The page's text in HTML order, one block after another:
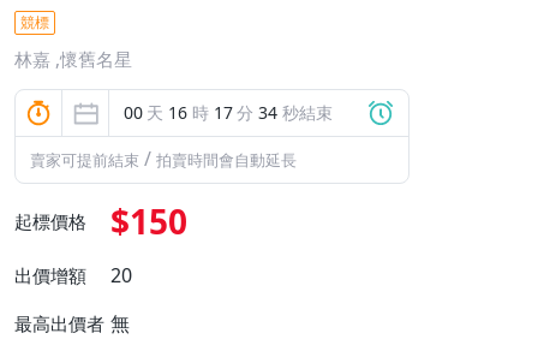
競標
林嘉 ,懷舊名星
00 天 16 時 17分 33 秒結束
賣家可提前結束 / 拍賣時間會自動延長
起標價格 $150
出價增額 20
最高出價者 無